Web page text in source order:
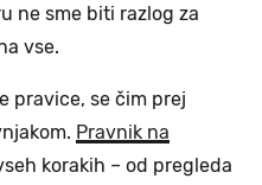
ne sme biti razlog za
vse.
pravice, se čim prej
Pravnik na
korakih – od pregleda